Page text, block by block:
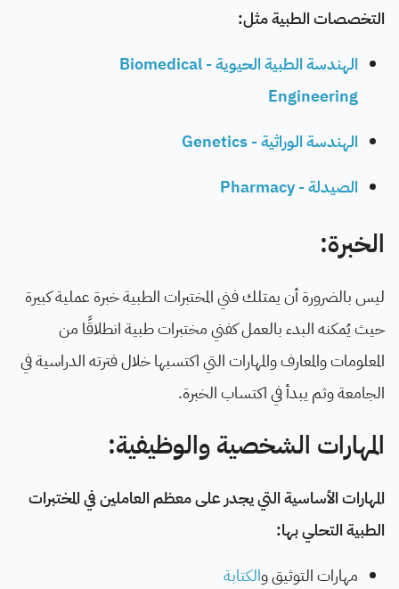
التخصصات الطبية مثل:
الهندسة الطبية الحيوية - Biomedical
Engineering
الهندسة الوراثية - Genetics
الصيدلة - Pharmacy
الخبرة:
ليس بالضرورة أن يمتلك فني المختبرات الطبية خبرة عملية كبيرة
حيث يُمكنه البدء بالعمل كفني مختبرات طبية انطلاقًا من
المعلومات والمعارف والمهارات التي اكتسبها خلال فترته الدراسية في
الجامعة وثم يبدأ في اكتساب الخبرة.
المهارات الشخصية والوظيفية:
المهارات الأساسية التي يجدر على معظم العاملين في المختبرات
الطبية التحلي بها:
مهارات التوثيق والكتابة